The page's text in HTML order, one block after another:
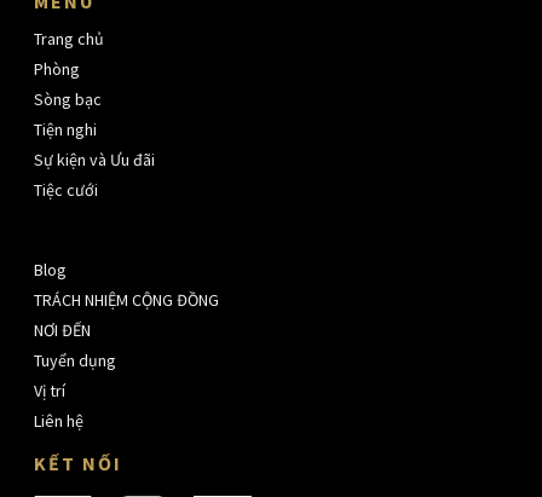
Trang chủ
Phòng
Sòng bạc
Tiện nghi
Sự kiện và Ưu đãi
Tiệc cưới
Blog
TRÁCH NHIỆM CỘNG ĐỒNG
NƠI ĐẾN
Tuyển dụng
Vị trí
Liên hệ
KẾT NỐI